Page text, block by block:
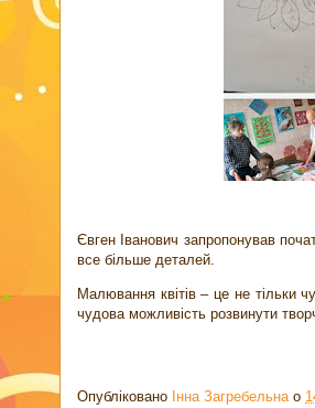
Євген Іванович запропонував
все більше деталей.
Малювання квітів – це не тільки
чудова можливість розвинути
Опубліковано Інна Загребельна о